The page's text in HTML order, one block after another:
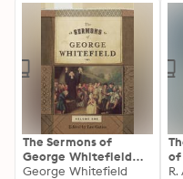
The Sermons of
George Whitefield
(Two-Volume Set)
George Whitefield
of